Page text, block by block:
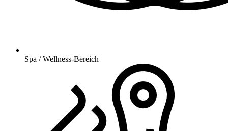
Spa / Wellness-Bereich